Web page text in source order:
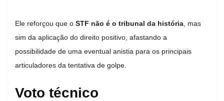
Ele reforçou que o STF não é o tribunal da história , mas
sim da aplicação do direito positivo, afastando a
possibilidade de uma eventual anistia para os principais
articuladores da tentativa de golpe.
Voto técnico